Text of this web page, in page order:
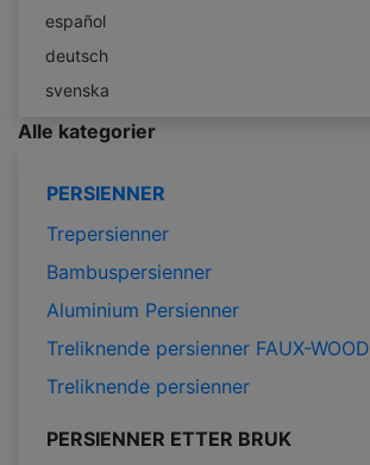
español
deutsch
svenska
Alle kategorier
PERSIENNER
Trepersienner
Bambuspersienner
Aluminium Persienner
Treliknende persienner FAUX-WOOD
Treliknende persienner
PERSIENNER ETTER BRUK